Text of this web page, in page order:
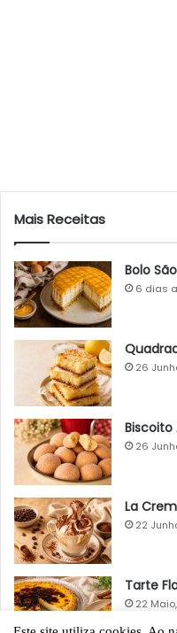
Mais Receitas
Bolo
6 dias
26
26
La
22
Tarte
22